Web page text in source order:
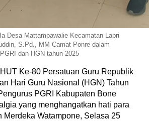
Desa Mattampawalie Kecamatan Lapri
S.Pd., MM Camat Ponre dalam
dan HGN tahun 2025
Ke-80 Persatuan Guru Republik
Hari Guru Nasional (HGN) Tahun
PGRI Kabupaten Bone
yang menghangatkan hati para
Merdeka Watampone, Selasa 25